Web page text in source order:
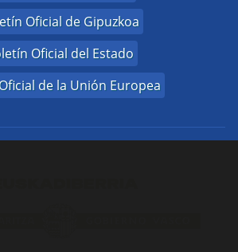
Oficial de Gipuzkoa
Oficial del Estado
de la Unión Europea